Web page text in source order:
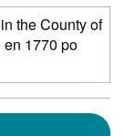
the County of
1770 po